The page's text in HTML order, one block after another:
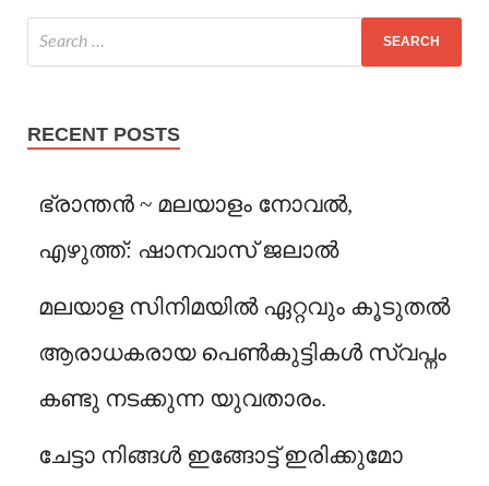
RECENT POSTS
ഭ്രാന്തൻ ~ മലയാളം നോവൽ,
എഴുത്ത്: ഷാനവാസ് ജലാൽ
മലയാള സിനിമയിൽ ഏറ്റവും കൂടുതൽ
ആരാധകരായ പെൺകുട്ടികൾ സ്വപ്നം
കണ്ടു നടക്കുന്ന യുവതാരം.
ചേട്ടാ നിങ്ങൾ ഇങ്ങോട്ട് ഇരിക്കുമോ